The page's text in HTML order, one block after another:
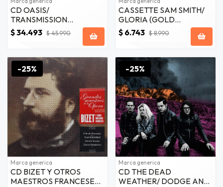
CD OASIS/
TRANSMISSION
IMPOSSIBLE 3CD
$ 34.493 $ 45.990
CASSETTE SAM SMITH/
GLORIA (GOLD
CASSETTE) 1MC
$ 6.743 $ 8.990
-25%
Marca generica
CD BIZET Y OTROS
MAESTROS FRANCESES/
-25%
Marca generica
CD THE DEAD
WEATHER/ DODGE AND